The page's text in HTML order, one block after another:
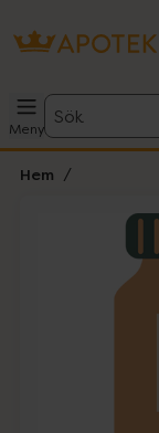
Meny
Sök
Hem
Lista: